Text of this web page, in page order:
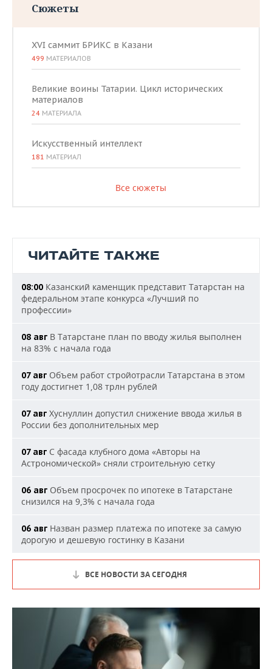
Сюжеты
XVI саммит БРИКС в Казани
499 МАТЕРИАЛОВ
Великие воины Татарии. Цикл исторических
материалов
24 МАТЕРИАЛА
Искусственный интеллект
181 МАТЕРИАЛ
Все сюжеты
ЧИТАЙТЕ ТАКЖЕ
08:00 Казанский каменщик представит Татарстан на
федеральном этапе конкурса «Лучший по
профессии»
08 авг В Татарстане план по вводу жилья выполнен
на 83% с начала года
07 авг Объем работ стройотрасли Татарстана в этом
году достигнет 1,08 трлн рублей
07 авг Хуснуллин допустил снижение ввода жилья в
России без дополнительных мер
07 авг С фасада клубного дома «Авторы на
Астрономической» сняли строительную сетку
06 авг Объем просрочек по ипотеке в Татарстане
снизился на 9,3% с начала года
06 авг Назван размер платежа по ипотеке за самую
дорогую и дешевую гостинку в Казани
ВСЕ НОВОСТИ ЗА СЕГОДНЯ